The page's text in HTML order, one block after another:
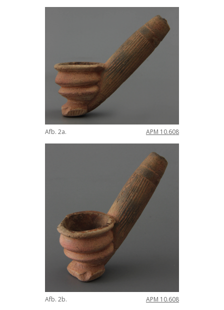
Afb. 2a. APM 10.608
Afb. 2b. APM 10.608